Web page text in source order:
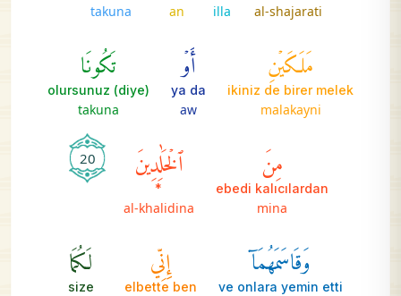
al-shajarati
illa
an
takuna
مَلَكَيۡنِ
ikiniz de birer melek
malakayni
أَوۡ
ya da
aw
تَكُونَا
olursunuz (diye)
takuna
مِنَ
ebedi kalıcılardan
mina
ٱلۡخَٰلِدِينَ
*
al-khalidina
20
وَقَاسَمَهُمَآ
ve onlara yemin etti
إِنِّي
elbette ben
لَكُمَا
size